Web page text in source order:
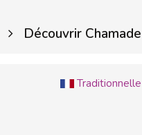
Découvrir Chamade
Traditionnelle